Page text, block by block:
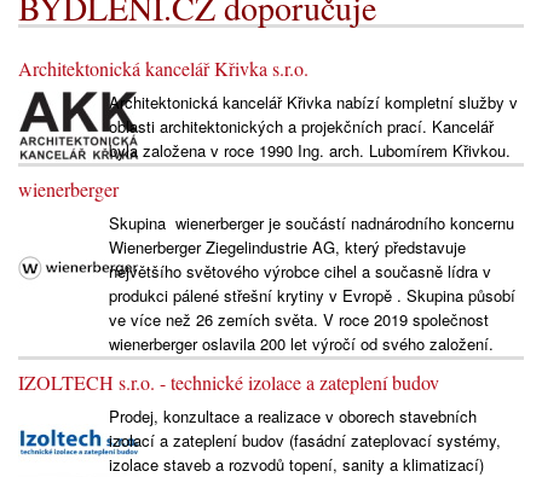
Architektonická kancelář Křivka s.r.o.
Architektonická kancelář Křivka nabízí kompletní služby v
oblasti architektonických a projekčních prací. Kancelář
byla založena v roce 1990 Ing. arch. Lubomírem Křivkou.
wienerberger
Skupina wienerberger je součástí nadnárodního koncernu
Wienerberger Ziegelindustrie AG, který představuje
největšího světového výrobce cihel a současně lídra v
produkci pálené střešní krytiny v Evropě . Skupina působí
ve více než 26 zemích světa. V roce 2019 společnost
wienerberger oslavila 200 let výročí od svého založení.
IZOLTECH s.r.o. - technické izolace a zateplení budov
Prodej, konzultace a realizace v oborech stavebních
izolací a zateplení budov (fasádní zateplovací systémy,
izolace staveb a rozvodů topení, sanity a klimatizací)